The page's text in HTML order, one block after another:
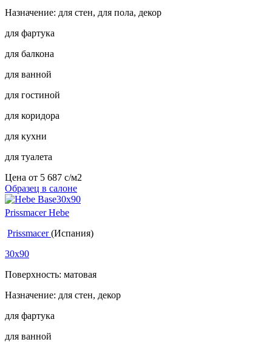
Назначение: для стен, для пола, декор
для фартука
для балкона
для ванной
для гостиной
для коридора
для кухни
для туалета
Цена от 5 687 c/м2
Образец в салоне
Prissmacer Hebe
Prissmacer(Испания)
30x90
Поверхность: матовая
Назначение: для стен, декор
для фартука
для ванной